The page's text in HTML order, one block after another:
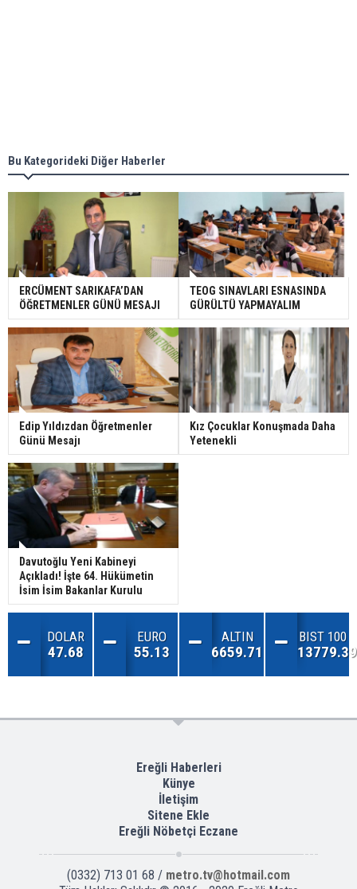
Bu Kategorideki Diğer Haberler
ERCÜMENT SARIKAFA’DAN
ÖĞRETMENLER GÜNÜ MESAJI
TEOG SINAVLARI ESNASINDA
GÜRÜLTÜ YAPMAYALIM
Edip Yıldızdan Öğretmenler
Günü Mesajı
Kız Çocuklar Konuşmada Daha
Yetenekli
Davutoğlu Yeni Kabineyi
Açıkladı! İşte 64. Hükümetin
İsim İsim Bakanlar Kurulu
DOLAR
47.68
EURO
55.13
ALTIN
6659.71
BIST 100
13779.39
Ereğli Haberleri
Künye
İletişim
Sitene Ekle
Ereğli Nöbetçi Eczane
(0332) 713 01 68 / metro.tv@hotmail.com